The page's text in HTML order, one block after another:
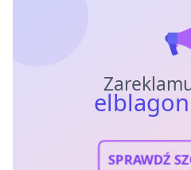
SPRAWDŹ